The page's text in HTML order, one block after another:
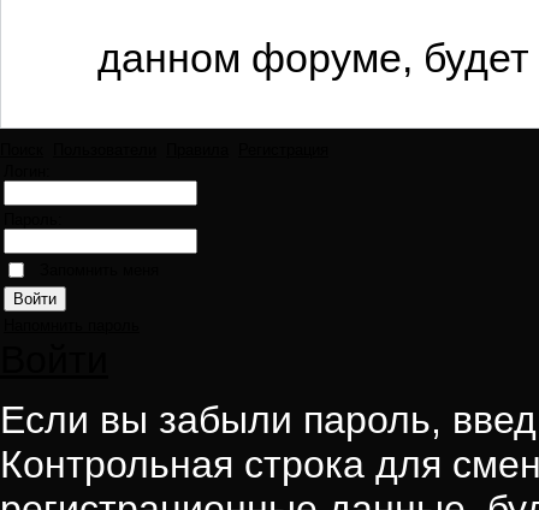
данном форуме,
Если вы забыли пароль,
Контрольная строка для